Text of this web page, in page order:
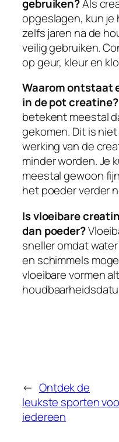
gebruiken?Als
opgeslagen, kun je
zelfs jaren na de
veilig gebruiken.
op geur, kleur en
Waarom ontstaat
in de pot creatine?
betekent meestal
gekomen. Dit is
werking van de
minder worden. Je
meestal gewoon
het poeder verder
Is vloeibare
dan poeder?
sneller omdat
en schimmels
vloeibare vormen
← Ontdek de
leukste sporten
iedereen